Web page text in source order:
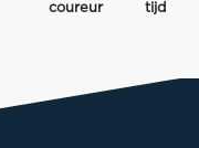
coureur
tijd